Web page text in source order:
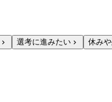
選考に進みたい 休み